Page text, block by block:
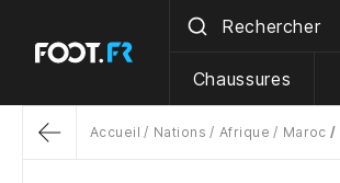
Chaussures
Accueil Nations Afrique Maroc